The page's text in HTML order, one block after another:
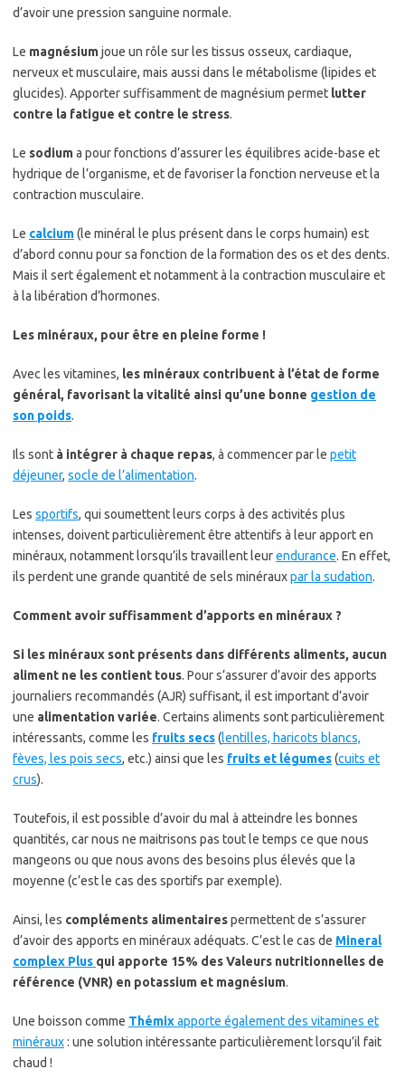
d’avoir une pression sanguine normale.
Le magnésiumjoue un rôle sur les tissus osseux, cardiaque,
nerveux et musculaire, mais aussi dans le métabolisme (lipides et
glucides). Apporter suffisamment de magnésium permet lutter
contre la fatigue et contre le stress.
Le sodiuma pour fonctions d’assurer les équilibres acide-base et
hydrique de l’organisme, et de favoriser la fonction nerveuse et la
contraction musculaire.
Le calcium(le minéral le plus présent dans le corps humain) est
d’abord connu pour sa fonction de la formation des os et des dents.
Mais il sert également et notamment à la contraction musculaire et
à la libération d’hormones.
Les minéraux, pour être en pleine forme !
Avec les vitamines, les minéraux contribuent à l’état de forme
général, favorisant la vitalité ainsi qu’une bonne gestion de
son poids.
Ils sont à intégrer à chaque repas, à commencer par le petit
déjeuner, socle de l’alimentation.
Les sportifs, qui soumettent leurs corps à des activités plus
intenses, doivent particulièrement être attentifs à leur apport en
minéraux, notamment lorsqu’ils travaillent leurendurance. En effet,
ils perdent une grande quantité de sels minérauxpar la sudation.
Comment avoir suffisamment d’apports en minéraux ?
Si les minéraux sont présents dans différents aliments, aucun
aliment ne les contient tous. Pour s’assurer d’avoir des apports
journaliers recommandés (AJR) suffisant, il est important d’avoir
une alimentation variée. Certains aliments sont particulièrement
intéressants, comme les fruits secs(lentilles, haricots blancs,
fèves, les pois secs, etc.) ainsi que les fruits et légumes(cuits et
crus).
Toutefois, il est possible d’avoir du mal à atteindre les bonnes
quantités, car nous ne maitrisons pas tout le temps ce que nous
mangeons ou que nous avons des besoins plus élevés que la
moyenne (c’est le cas des sportifs par exemple).
Ainsi, les compléments alimentairespermettent de s’assurer
d’avoir des apports en minéraux adéquats. C’est le cas de Mineral
complex Plus qui apporte 15% des Valeurs nutritionnelles de
référence (VNR) en potassium et magnésium.
Une boisson comme Thémixapporte également des vitamines et
minéraux: une solution intéressante particulièrement lorsqu’il fait
chaud !